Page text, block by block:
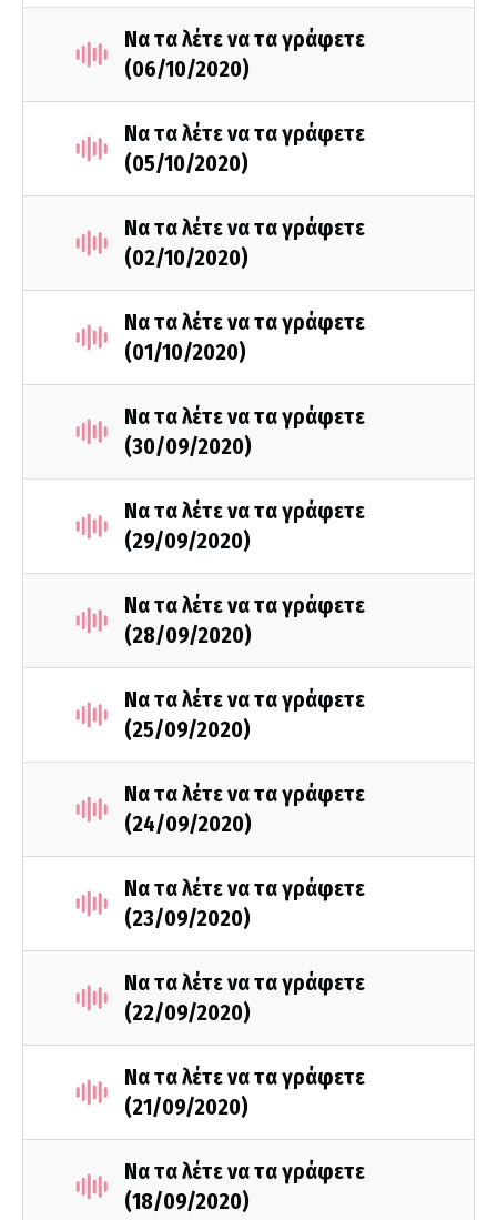
Να τα λέτε να τα γράφετε
(06/10/2020)
Να τα λέτε να τα γράφετε
(05/10/2020)
Να τα λέτε να τα γράφετε
(02/10/2020)
Να τα λέτε να τα γράφετε
(01/10/2020)
Να τα λέτε να τα γράφετε
(30/09/2020)
Να τα λέτε να τα γράφετε
(29/09/2020)
Να τα λέτε να τα γράφετε
(28/09/2020)
Να τα λέτε να τα γράφετε
(25/09/2020)
Να τα λέτε να τα γράφετε
(24/09/2020)
Να τα λέτε να τα γράφετε
(23/09/2020)
Να τα λέτε να τα γράφετε
(22/09/2020)
Να τα λέτε να τα γράφετε
(21/09/2020)
Να τα λέτε να τα γράφετε
(18/09/2020)